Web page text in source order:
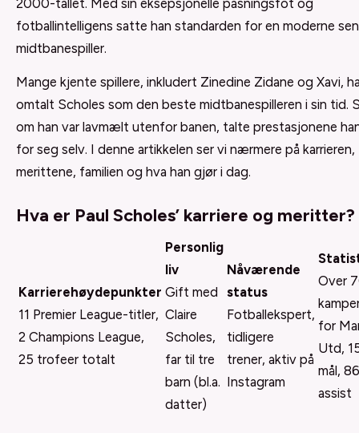
2000-tallet. Med sin eksepsjonelle pasningsfot og
fotballintelligens satte han standarden for en moderne
midtbanespiller.
Mange kjente spillere, inkludert Zinedine Zidane og Xavi,
omtalt Scholes som den beste midtbanespilleren i sin tid.
om han var lavmælt utenfor banen, talte prestasjonene
for seg selv. I denne artikkelen ser vi nærmere på karrieren,
merittene, familien og hva han gjør i dag.
Hva er Paul Scholes’ karriere og meritter?
Karrierehøydepunkter
11 Premier League-titler,
2 Champions League,
25 trofeer totalt
Personlig
liv
Gift med
Claire
Scholes,
far til tre
barn (bl.a.
datter)
Nåværende
status
Fotballekspert,
tidligere
trener, aktiv på
Instagram
Over
for
Utd,
mål, 86
assist